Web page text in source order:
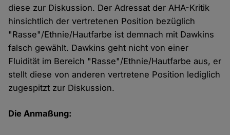
diese zur Diskussion. Der Adressat der AHA-Kritik
hinsichtlich der vertretenen Position bezüglich
"Rasse"/Ethnie/Hautfarbe ist demnach mit Dawkins
falsch gewählt. Dawkins geht nicht von einer
Fluidität im Bereich "Rasse"/Ethnie/Hautfarbe aus, er
stellt diese von anderen vertretene Position lediglich
zugespitzt zur Diskussion.
Die Anmaßung: